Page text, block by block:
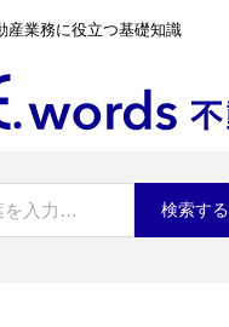
産業務に役立つ基礎知識
検索する